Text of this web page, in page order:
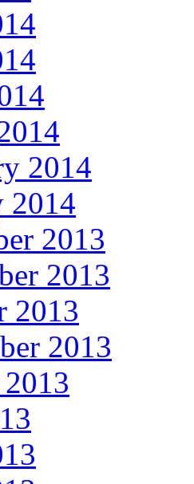
2014
2014
2013
2013
2013
2013